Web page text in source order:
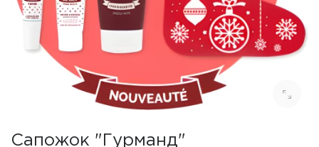
Сапожок "Гурманд"